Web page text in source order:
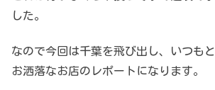
した。
なので今回は千葉を飛び出し、いつも
お洒落なお店のレポートになります。